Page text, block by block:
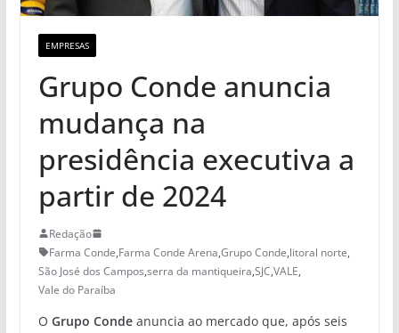
EMPRESAS
Grupo Conde anuncia
mudança na
presidência executiva a
partir de 2024
Redação
Farma Conde,Farma Conde Arena,Grupo Conde,litoral norte,
São José dos Campos,serra da mantiqueira,SJC,VALE,
Vale do Paraíba
O Grupo Condeanuncia ao mercado que, após seis